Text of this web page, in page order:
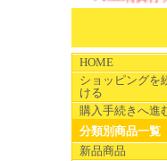
HOME
ショッピングを
ける
購入手続きへ進
分類別商品一覧
新品商品